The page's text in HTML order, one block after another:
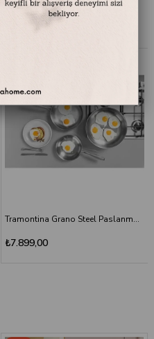
Tramontina Grano Steel Paslanmaz Çelik Tava 26 cm
₺6.999,00